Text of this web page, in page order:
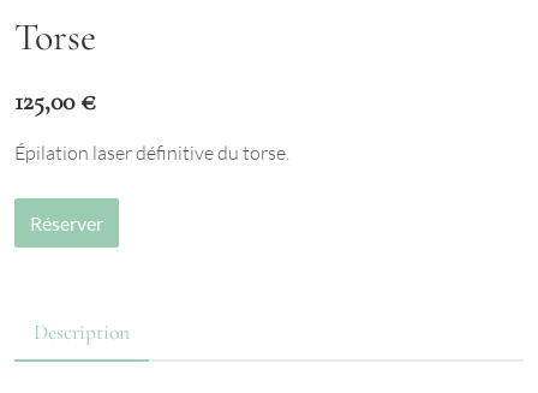
Torse
125,00€
Épilation laser définitive du torse.
Réserver
Description